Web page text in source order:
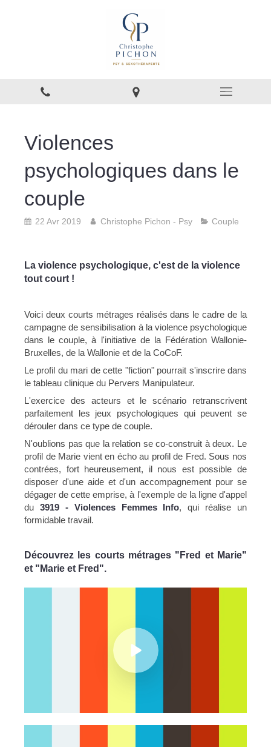
Violences
psychologiques dans le
couple
22 Avr 2019 Christophe Pichon - Psy Couple
La violence psychologique, c'est de la violence
tout court !
Voici deux courts métrages réalisés dans le cadre de la
campagne de sensibilisation à la violence psychologique
dans le couple, à l'initiative de la Fédération Wallonie-
Bruxelles, de la Wallonie et de la CoCoF.
Le profil du mari de cette "fiction" pourrait s'inscrire dans
le tableau clinique du Pervers Manipulateur.
L'exercice des acteurs et le scénario retranscrivent
parfaitement les jeux psychologiques qui peuvent se
dérouler dans ce type de couple.
N'oublions pas que la relation se co-construit à deux. Le
profil de Marie vient en écho au profil de Fred. Sous nos
contrées, fort heureusement, il nous est possible de
disposer d'une aide et d'un accompagnement pour se
dégager de cette emprise, à l'exemple de la ligne d'appel
du 3919- Violences Femmes Info, qui réalise un
formidable travail.
Découvrez les courts métrages "Fred et Marie"
et "Marie et Fred".